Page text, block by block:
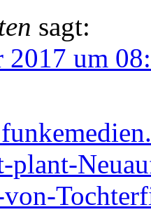
sagt:
2017 um
plant-
von-